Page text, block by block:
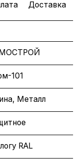
Доставка
101
Металл
RAL